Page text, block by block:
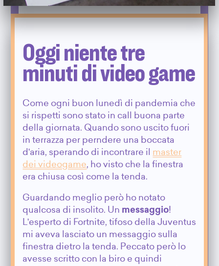
Oggi niente tre
minuti di video game
Come ogni buon lunedì di pandemia che
si rispetti sono stato in call buona parte
della giornata. Quando sono uscito fuori
in terrazza per perndere una boccata
d'aria, sperando di incontrare il master
dei videogame, ho visto che la finestra
era chiusa così come la tenda.
Guardando meglio però ho notato
qualcosa di insolito. Un messaggio!
L'esperto di Fortnite, tifoso della Juventus
mi aveva lasciato un messaggio sulla
finestra dietro la tenda. Peccato però lo
avesse scritto con la biro e quindi